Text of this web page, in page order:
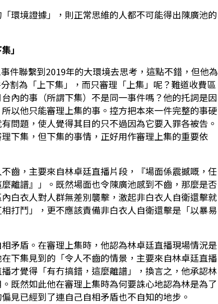
環境證據」，則正常思維的人都不可能得出陳廣池的
」
件聯繫到2019年的大環境去思考，這點不錯，但他為
割為「上下集」，而只審理「上集」呢？難道收費區
內的事（所謂下集）不是同一事件嗎？他的托詞是因
以他只能審理上集的事。控方把本來一件完整的事硬
問題，使人覺得其目的只不過因為它要入罪各被告。
下集，但下集的事情，正好用作審理上集的重要依
齒，主要來自林卓廷直播片段，『場面係震撼嘅，任
離譜』」。既然場面也令陳廣池感到不齒，那麼是否
白衣人對人群無差別襲擊，激起非白衣人自衛還擊就
打鬥」，更不應該責備非白衣人自衛還擊是「以暴易
矛盾。在審理上集時，他認為林卓廷直播現場情況是
在下集見到的「令人不齒的情景，主要來自林卓廷直播
才覺得「有冇搞錯，這麼離譜」，換言之，他承認林
既然如此他在審理上集時為何要誅心地認為林是為了
見已經到了連自己自相矛盾也不自知的地步。